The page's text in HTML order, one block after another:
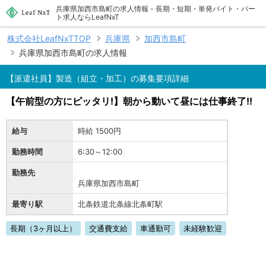
兵庫県加西市島町の求人情報 - 長期・短期・単発バイト・パー
ト求人ならLeafNxT
株式会社LeafNxTTOP 兵庫県
加西市島町
兵庫県加西市島町の求人情報
【派遣社員】製造（組立・加工）の募集要項詳細
【午前型の方にピッタリ!】朝から動いて昼には仕事終了!!
給与 時給 1500円
勤務時間 6:30～12:00
勤務先
兵庫県加西市島町
最寄り駅 北条鉄道北条線北条町駅
長期（3ヶ月以上） 交通費支給 車通勤可 未経験歓迎